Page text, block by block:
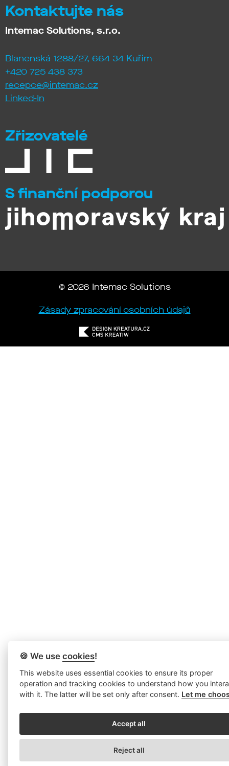
Kontaktujte nás
Intemac Solutions, s.r.o.
Blanenská 1288/27, 664 34 Kuřim
+420 725 438 373
recepce@intemac.cz
Linked-In
Zřizovatelé
S finanční podporou
© 2026 Intemac Solutions
Zásady zpracování osobních údajů
🍪 We usecookies!
This website uses essential cookies to ensure its proper
operation and tracking cookies to understand how you
with it. The latter will be set only after consent. Let me
Accept all
Reject all